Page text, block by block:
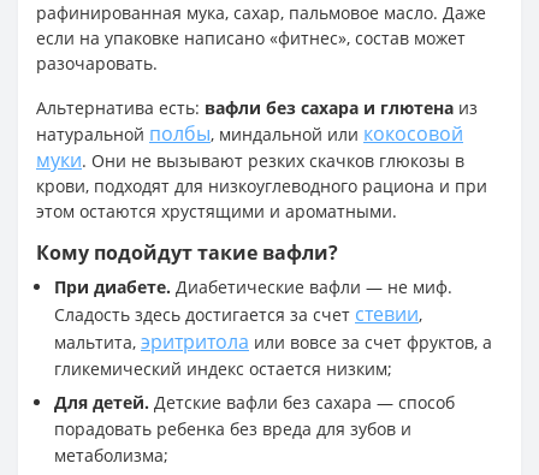
рафинированная мука, сахар, пальмовое масло. Даже
если на упаковке написано «фитнес», состав может
разочаровать.
Альтернатива есть: вафли без сахара и глютена из
натуральной полбы, миндальной или кокосовой
муки. Они не вызывают резких скачков глюкозы в
крови, подходят для низкоуглеводного рациона и при
этом остаются хрустящими и ароматными.
Кому подойдут такие вафли?
При диабете. Диабетические вафли — не миф.
Сладость здесь достигается за счет стевии,
мальтита, эритритола или вовсе за счет фруктов, а
гликемический индекс остается низким;
Для детей. Детские вафли без сахара — способ
порадовать ребенка без вреда для зубов и
метаболизма;